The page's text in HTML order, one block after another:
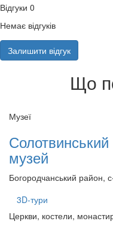
Відгуки 0
Немає відгуків
Залишити відгук
Що
Музеї
Солотвинський
музей
Богородчанський район,
3D-тури
Церкви, костели,